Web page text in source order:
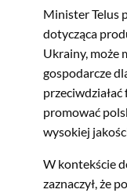
Minister Telus
dotycząca
Ukrainy, może
gospodarcze
promować
wysokiej
W kontekście
zaznaczył, że